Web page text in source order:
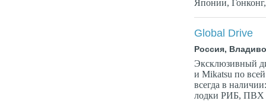
Японии,
Global Drive
Россия,
Эксклюзивный
и Mikatsu по
всегда в
лодки РИБ, ПВХ